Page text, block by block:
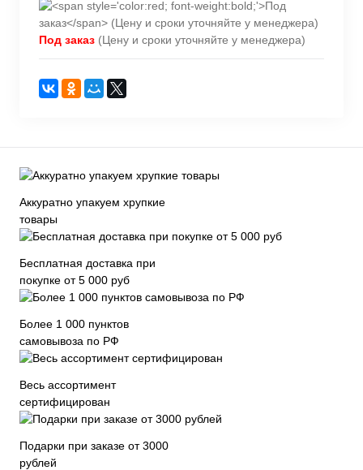
Под заказ (Цену и сроки уточняйте у менеджера)
Аккуратно упакуем хрупкие
товары
Бесплатная доставка при
покупке от 5 000 руб
Более 1 000 пунктов
самовывоза по РФ
Весь ассортимент
сертифицирован
Подарки при заказе от 3000
рублей